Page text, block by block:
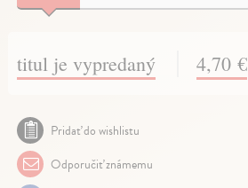
titul je vypredaný 4,70 €
Pridať do wishlistu
Odporučiť známemu